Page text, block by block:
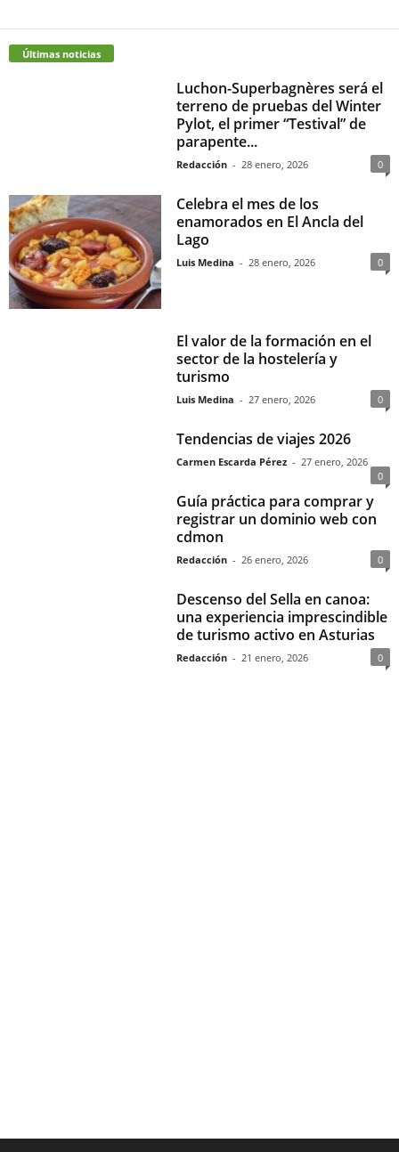
Últimas noticias
Luchon-Superbagnères será el
terreno de pruebas del Winter
Pylot, el primer “Testival” de
parapente...
Redacción - 28 enero, 2026 0
Celebra el mes de los
enamorados en El Ancla del
Lago
Luis Medina - 28 enero, 2026 0
El valor de la formación en el
sector de la hostelería y
turismo
Luis Medina - 27 enero, 2026 0
Tendencias de viajes 2026
Carmen Escarda Pérez - 27 enero, 2026
0
Guía práctica para comprar y
registrar un dominio web con
cdmon
Redacción - 26 enero, 2026 0
Descenso del Sella en canoa:
una experiencia imprescindible
de turismo activo en Asturias
Redacción - 21 enero, 2026 0